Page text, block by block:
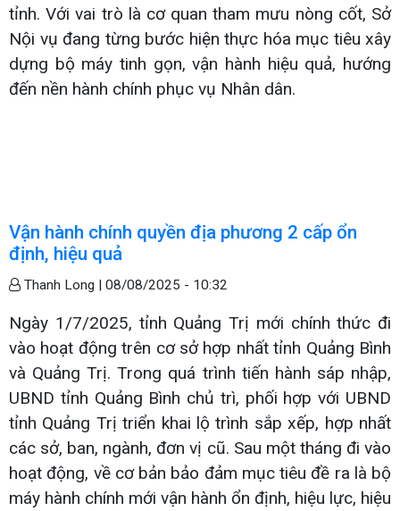
tỉnh. Với vai trò là cơ quan tham mưu nòng cốt, Sở
Nội vụ đang từng bước hiện thực hóa mục tiêu xây
dựng bộ máy tinh gọn, vận hành hiệu quả, hướng
đến nền hành chính phục vụ Nhân dân.
Vận hành chính quyền địa phương 2 cấp ổn
định, hiệu quả
Thanh Long | 08/08/2025 - 10:32
Ngày 1/7/2025, tỉnh Quảng Trị mới chính thức đi
vào hoạt động trên cơ sở hợp nhất tỉnh Quảng Bình
và Quảng Trị. Trong quá trình tiến hành sáp nhập,
UBND tỉnh Quảng Bình chủ trì, phối hợp với UBND
tỉnh Quảng Trị triển khai lộ trình sắp xếp, hợp nhất
các sở, ban, ngành, đơn vị cũ. Sau một tháng đi vào
hoạt động, về cơ bản bảo đảm mục tiêu đề ra là bộ
máy hành chính mới vận hành ổn định, hiệu lực, hiệu